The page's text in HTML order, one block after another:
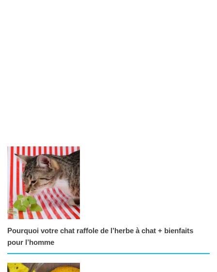
Pourquoi votre chat raffole de l’herbe à chat + bienfaits
pour l’homme